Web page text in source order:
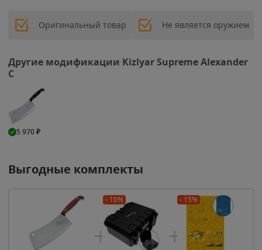
Оригинальный товар Не является оружием
Другие модификации Kizlyar Supreme Alexander
C
5 970₽
Выгодные комплекты
- 10% - 15%